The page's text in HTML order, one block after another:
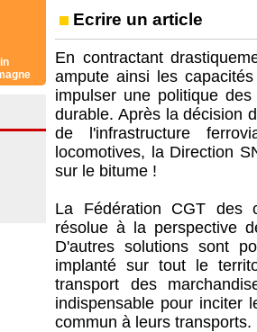
Ecrire un article
En contractant
ampute ainsi les
impulser une politique
durable. Après la décision
de l'infrastructure
locomotives, la Direction
sur le bitume !
La Fédération CGT des
résolue à la perspective
D'autres solutions sont
implanté sur tout le
transport des
indispensable pour inciter
commun à leurs transports.